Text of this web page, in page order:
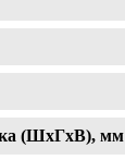
(ШxГxВ), мм